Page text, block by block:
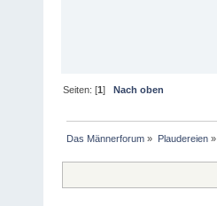
Seiten: [1]Nach oben
Das Männerforum » Plaudereien»